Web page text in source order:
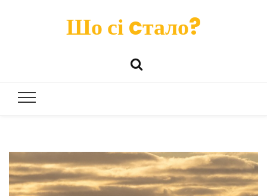
Шо сі cтало?